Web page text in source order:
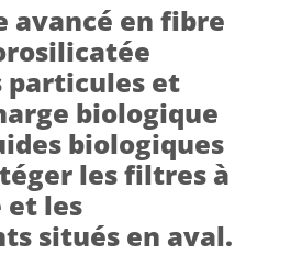
avancé en fibre
particules et
biologique
biologiques
les filtres à
et les
situés en aval.